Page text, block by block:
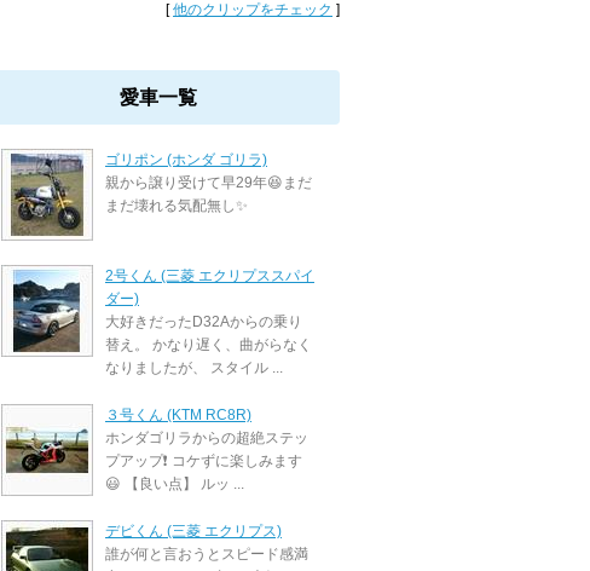
[他のクリップをチェック ]
愛車一覧
ゴリポン (ホンダ ゴリラ)
親から譲り受けて早29年😆まだ
まだ壊れる気配無し✨
2号くん (三菱 エクリプススパイ
ダー)
大好きだったD32Aからの乗り
替え。 かなり遅く、曲がらなく
なりましたが、 スタイル ...
３号くん (KTM RC8R)
ホンダゴリラからの超絶ステッ
プアップ❗ コケずに楽しみます
😃 【良い点】 ルッ ...
デビくん (三菱 エクリプス)
誰が何と言おうとスピード感満